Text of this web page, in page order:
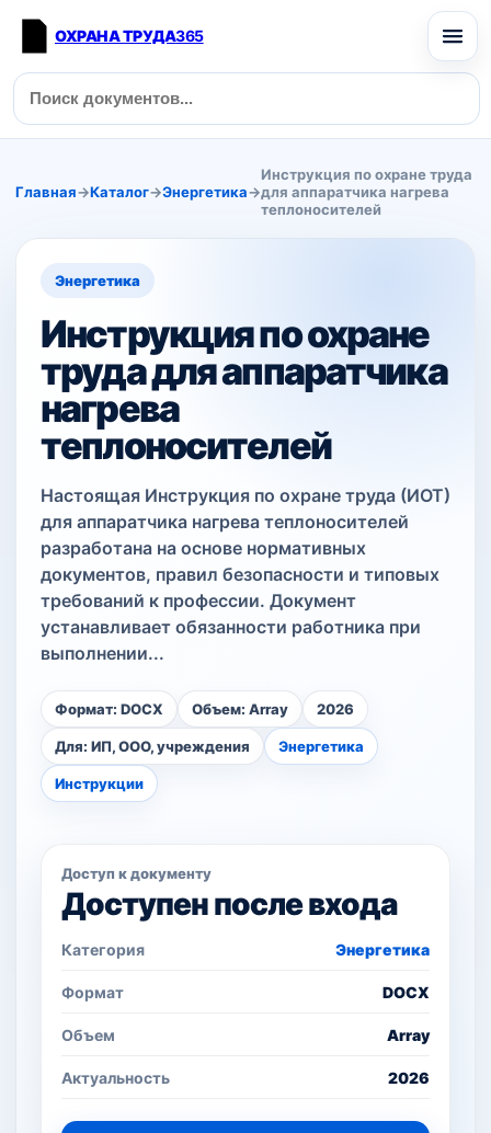
ОХРАНА ТРУДА365
Главная→Каталог→Энергетика→
Инструкция по охране труда
для аппаратчика нагрева
теплоносителей
Энергетика
Инструкция по охране
труда для аппаратчика
нагрева
теплоносителей
Настоящая Инструкция по охране труда (ИОТ)
для аппаратчика нагрева теплоносителей
разработана на основе нормативных
документов, правил безопасности и типовых
требований к профессии. Документ
устанавливает обязанности работника при
выполнении...
Формат: DOCX Объем: Array 2026
Для: ИП, ООО, учреждения Энергетика
Инструкции
Доступ к документу
Доступен после входа
Категория Энергетика
Формат DOCX
Объем Array
Актуальность 2026